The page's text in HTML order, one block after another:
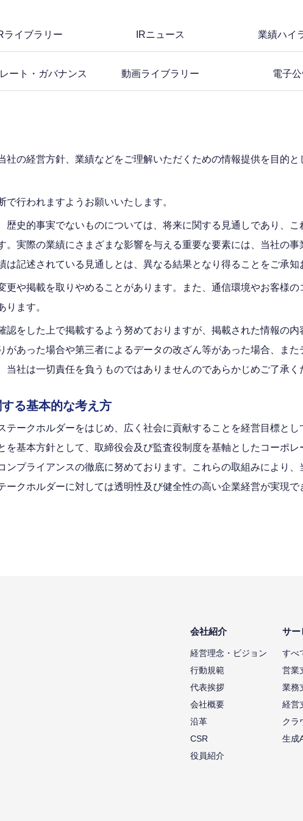
ライブラリー IRニュース 業績ハイ
ート・ガバナンス 動画ライブラリー 電子
の経営方針、業績などをご理解いただくための情報提供を目的と
行われますようお願いいたします。
歴史的事実でないものについては、将来に関する見通しであり、
。実際の業績にさまざまな影響を与える重要な要素には、当社の
記述されている見通しとは、異なる結果となり得ることをご承知
更や掲載を取りやめることがあります。また、通信環境やお客様
ります。
をした上で掲載するよう努めておりますが、掲載された情報の内
があった場合や第三者によるデータの改ざん等があった場合、ま
社は一切責任を負うものではありませんのであらかじめご了承く
る基本的な考え方
テークホルダーをはじめ、広く社会に貢献することを経営目標と
を基本方針として、取締役会及び監査役制度を基軸としたコーポ
ンプライアンスの徹底に努めております。これらの取組みにより
クホルダーに対しては透明性及び健全性の高い企業経営が実現で
会社紹介
経営理念・ビジョン
行動規範
代表挨拶
会社概要
沿革
CSR
役員紹介
サー
すべ
営業
業務
経営
クラ
生成